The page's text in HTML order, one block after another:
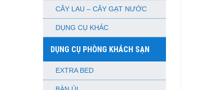
CÂY LAU – CÂY GẠT NƯỚC
DỤNG CỤ KHÁC
DỤNG CỤ PHÒNG KHÁCH SẠN
EXTRA BED